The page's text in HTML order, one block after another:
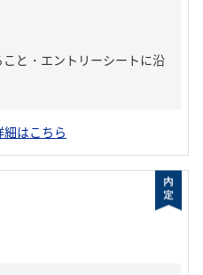
と・エントリーシートに沿
はこちら